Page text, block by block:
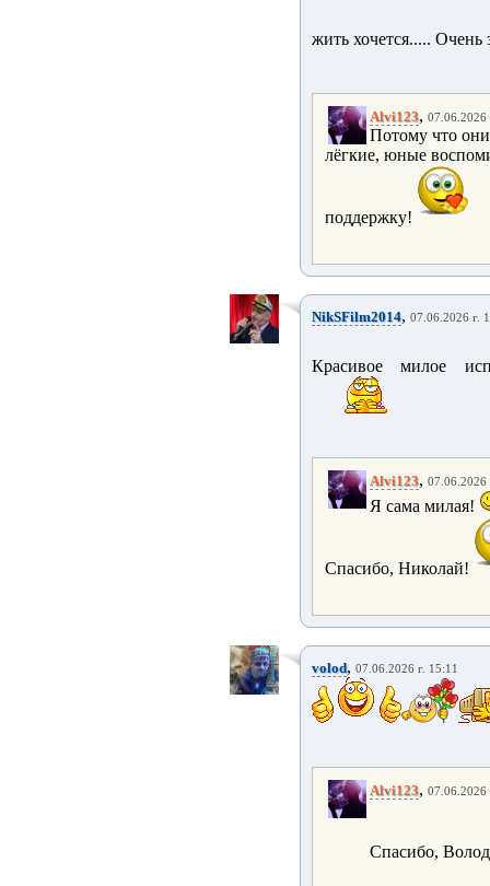
жить хочется..... Очень
Alvi123, 07.06.2026
Потому что
лёгкие, юные
поддержку!
NikSFilm2014, 07.06.2026 г.
Красивое милое
Alvi123, 07.06.2026
Я сама милая!
Спасибо, Николай!
volod, 07.06.2026 г. 15:11
Alvi123, 07.06.2026
Спасибо,